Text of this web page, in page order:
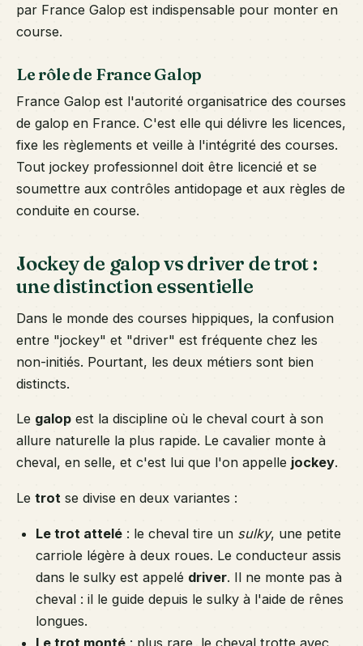
par France Galop est indispensable pour monter en
course.
Le rôle de France Galop
France Galop est l'autorité organisatrice des courses
de galop en France. C'est elle qui délivre les licences,
fixe les règlements et veille à l'intégrité des courses.
Tout jockey professionnel doit être licencié et se
soumettre aux contrôles antidopage et aux règles de
conduite en course.
Jockey de galop vs driver de trot :
une distinction essentielle
Dans le monde des courses hippiques, la confusion
entre "jockey" et "driver" est fréquente chez les
non-initiés. Pourtant, les deux métiers sont bien
distincts.
Le galop est la discipline où le cheval court à son
allure naturelle la plus rapide. Le cavalier monte à
cheval, en selle, et c'est lui que l'on appelle jockey.
Le trot se divise en deux variantes :
Le trot attelé : le cheval tire un sulky, une petite
carriole légère à deux roues. Le conducteur assis
dans le sulky est appelé driver. Il ne monte pas à
cheval : il le guide depuis le sulky à l'aide de rênes
longues.
Le trot monté : plus rare, le cheval trotte avec